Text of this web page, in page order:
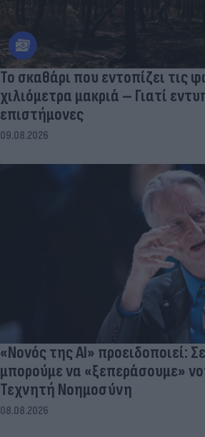
Το σκαθάρι που εντοπίζει τις
χιλιόμετρα μακριά – Γιατί
επιστήμονες
09.08.2026
«Νονός της AI» προειδοποιεί:
μπορούμε να «ξεπεράσουμε»
Τεχνητή Νοημοσύνη
08.08.2026